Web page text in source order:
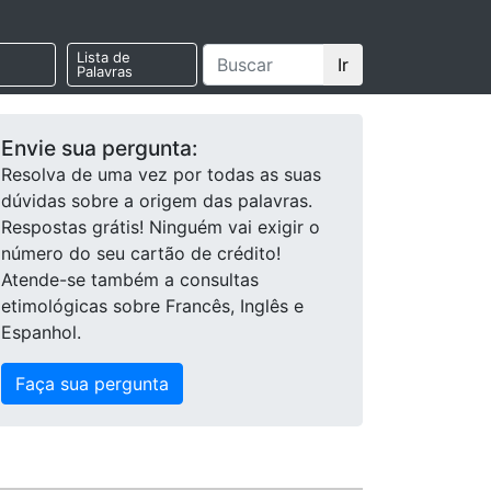
Lista de
Palavras
Ir
Envie sua pergunta:
Resolva de uma vez por todas as suas
dúvidas sobre a origem das palavras.
Respostas grátis! Ninguém vai exigir o
número do seu cartão de crédito!
Atende-se também a consultas
etimológicas sobre Francês, Inglês e
Espanhol.
Faça sua pergunta